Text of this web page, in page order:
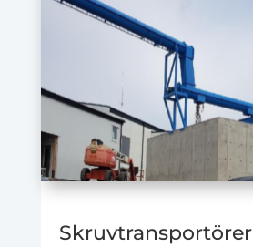
Skruvtransportörer